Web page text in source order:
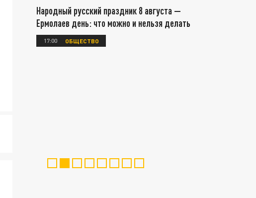
Народный русский праздник 8 августа —
Ермолаев день: что можно и нельзя делать
17:00 ОБЩЕСТВО